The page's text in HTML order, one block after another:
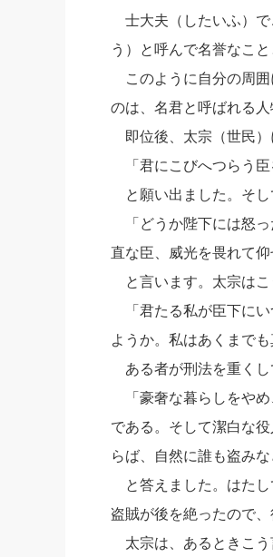
士大夫（したいふ）で
う）と呼んで名誉なこと
このように自分の周囲
のは、名君と呼ばれる人
即位後、太宗（世民）
「君にこびへつらう臣
と願い出ました。そし
「どうか陛下には怒っ
直な臣、威光を畏れて
と言います。太宗はこ
「君たる私が臣下にい
ようか。私はあくまで
ある者が刑法を重くし
「豪奢な暮らしをやめ
である。そして潔白な
らば、自然に誰も盗み
と答えました。はたし
盗賊が後を絶ったので
太宗は、あるときこう